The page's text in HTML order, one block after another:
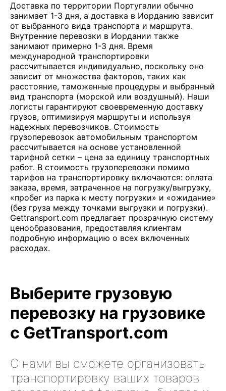
Доставка по территории Португалии обычно
занимает 1-3 дня, а доставка в Иорданию зависит
от выбранного вида транспорта и маршрута.
Внутренние перевозки в Иордании также
занимают примерно 1-3 дня. Время
международной транспортировки
рассчитывается индивидуально, поскольку оно
зависит от множества факторов, таких как
расстояние, таможенные процедуры и выбранный
вид транспорта (морской или воздушный). Наши
логисты гарантируют своевременную доставку
грузов, оптимизируя маршруты и используя
надежных перевозчиков. Стоимость
грузоперевозок автомобильным транспортом
рассчитывается на основе установленной
тарифной сетки – цена за единицу транспортных
работ. В стоимость грузоперевозки помимо
тарифов на транспортировку включаются: оплата
заказа, время, затраченное на погрузку/выгрузку,
«пробег из парка к месту погрузки» и «ожидание»
(без груза между точками выгрузки и погрузки).
Gettransport.com предлагает прозрачную систему
ценообразования, предоставляя клиентам
подробную информацию о всех включенных
расходах.
Выберите грузовую
перевозку на грузовике
с GetTransport.com
С нами вы сможете организовать
транспортировку ваших товаров